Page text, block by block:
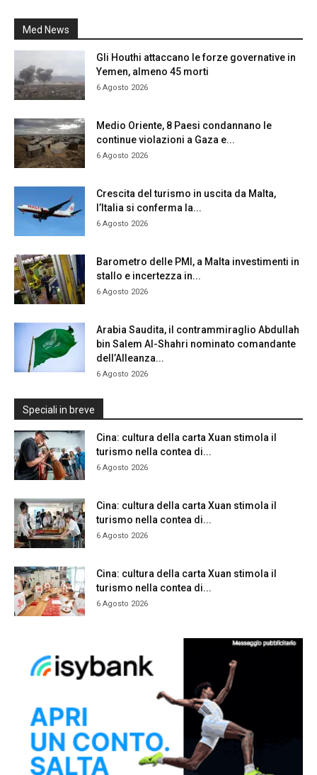
Med News
Gli Houthi attaccano le forze governative in
Yemen, almeno 45 morti
6 Agosto 2026
Medio Oriente, 8 Paesi condannano le
continue violazioni a Gaza e...
6 Agosto 2026
Crescita del turismo in uscita da Malta,
l’Italia si conferma la...
6 Agosto 2026
Barometro delle PMI, a Malta investimenti in
stallo e incertezza in...
6 Agosto 2026
Arabia Saudita, il contrammiraglio Abdullah
bin Salem Al-Shahri nominato comandante
dell’Alleanza...
6 Agosto 2026
Speciali in breve
Cina: cultura della carta Xuan stimola il
turismo nella contea di...
6 Agosto 2026
Cina: cultura della carta Xuan stimola il
turismo nella contea di...
6 Agosto 2026
Cina: cultura della carta Xuan stimola il
turismo nella contea di...
6 Agosto 2026